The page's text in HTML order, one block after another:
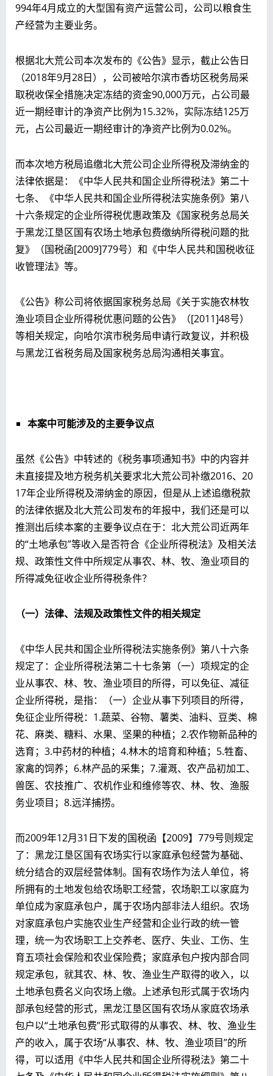
994年4月成立的大型国有资产运营公司，公司以粮食生
产经营为主要业务。
根据北大荒公司本次发布的《公告》显示，截止公告日
（2018年9月28日），公司被哈尔滨市香坊区税务局采
取税收保全措施决定冻结的资金90,000万元，占公司最
近一期经审计的净资产比例为15.32%，实际冻结125万
元，占公司最近一期经审计的净资产比例为0.02%。
而本次地方税局追缴北大荒公司企业所得税及滞纳金的
法律依据是：《中华人民共和国企业所得税法》第二十
七条、《中华人民共和国企业所得税法实施条例》第八
十六条规定的企业所得税优惠政策及《国家税务总局关
于黑龙江垦区国有农场土地承包费缴纳所得税问题的批
复》（国税函[2009]779号）和《中华人民共和国税收征
收管理法》等。
《公告》称公司将依据国家税务总局《关于实施农林牧
渔业项目企业所得税优惠问题的公告》（[2011]48号）
等相关规定，向哈尔滨市税务局申请行政复议，并积极
与黑龙江省税务局及国家税务总局沟通相关事宜。
本案中可能涉及的主要争议点
虽然《公告》中转述的《税务事项通知书》中的内容并
未直接提及地方税务机关要求北大荒公司补缴2016、20
17年企业所得税及滞纳金的原因，但是从上述追缴税款
的法律依据及北大荒公司发布的年报中，我们还是可以
推测出后续本案的主要争议点在于：北大荒公司近两年
的“土地承包”等收入是否符合《企业所得税法》及相关法
规、政策性文件中所规定从事农、林、牧、渔业项目的
所得减免征收企业所得税条件？
（一）法律、法规及政策性文件的相关规定
《中华人民共和国企业所得税法实施条例》第八十六条
规定了：企业所得税法第二十七条第（一）项规定的企
业从事农、林、牧、渔业项目的所得，可以免征、减征
企业所得税，是指：（一）企业从事下列项目的所得，
免征企业所得税：1.蔬菜、谷物、薯类、油料、豆类、棉
花、麻类、糖料、水果、坚果的种植；2.农作物新品种的
选育；3.中药材的种植；4.林木的培育和种植；5.牲畜、
家禽的饲养；6.林产品的采集；7.灌溉、农产品初加工、
兽医、农技推广、农机作业和维修等农、林、牧、渔服
务业项目；8.远洋捕捞。
而2009年12月31日下发的国税函【2009】779号则规定
了：黑龙江垦区国有农场实行以家庭承包经营为基础、
统分结合的双层经营体制。国有农场作为法人单位，将
所拥有的土地发包给农场职工经营，农场职工以家庭为
单位成为家庭承包户，属于农场内部非法人组织。农场
对家庭承包户实施农业生产经营和企业行政的统一管
理，统一为农场职工上交养老、医疗、失业、工伤、生
育五项社会保险和农业保险费；家庭承包户按内部合同
规定承包，就其农、林、牧、渔业生产取得的收入，以
土地承包费名义向农场上缴。 上述承包形式属于农场内
部承包经营的形式，黑龙江垦区国有农场从家庭农场承
包户以“土地承包费”形式取得的从事农、林、牧、渔业生
产的收入，属于农场“从事农、林、牧、渔业项目”的所
得，可以适用《中华人民共和国企业所得税法》第二十